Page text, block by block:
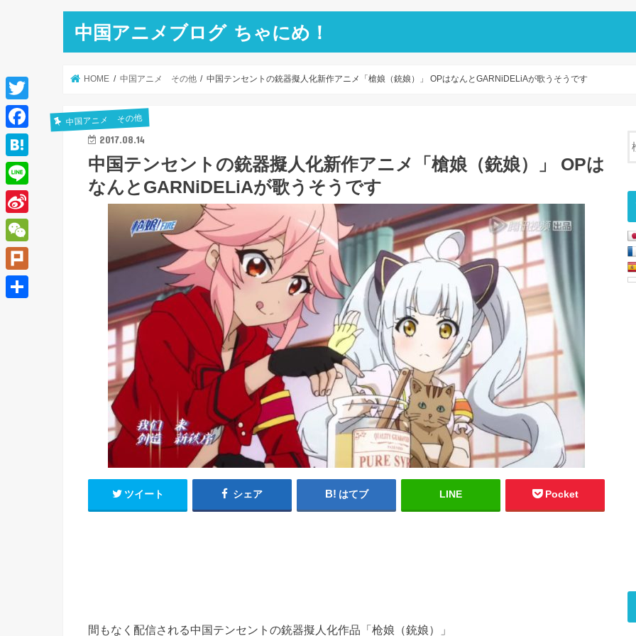
中国アニメブログ ちゃにめ！
HOME 中国アニメ その他 中国テンセントの銃器擬人化新作アニメ「槍娘（銃娘）」 OPはなんとGARNiDELiAが歌うそうです
中国アニメ その他
2017.08.14
中国テンセントの銃器擬人化新作アニメ「槍娘（銃娘）」 OPは
なんとGARNiDELiAが歌うそうです
ツイート シェア はてブ LINE Pocket
間もなく配信される中国テンセントの銃器擬人化作品「枪娘（銃娘）」
T
w
i
t
e
r
F
a
c
e
b
o
o
k
H
a
t
e
a
L
i
n
e
S
i
n
a
W
e
C
P